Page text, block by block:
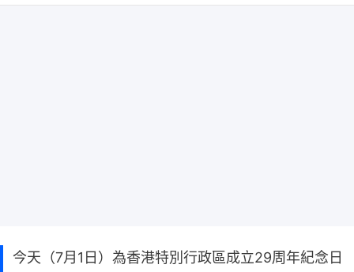
今天（7月1日）為香港特別行政區成立29周年紀念日